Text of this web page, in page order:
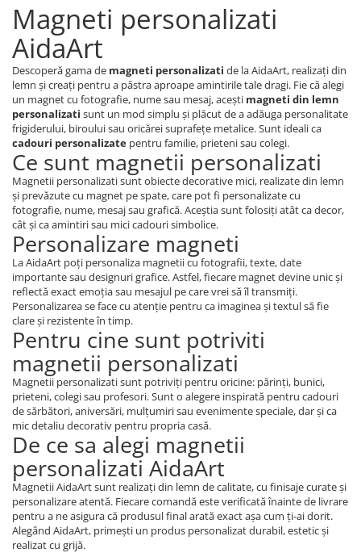
Magneti personalizati
AidaArt
Descoperă gama de magneti personalizati de la AidaArt, realizați din
lemn și creați pentru a păstra aproape amintirile tale dragi. Fie că alegi
un magnet cu fotografie, nume sau mesaj, acești magneti din lemn
personalizati sunt un mod simplu și plăcut de a adăuga personalitate
frigiderului, biroului sau oricărei suprafețe metalice. Sunt ideali ca
cadouri personalizate pentru familie, prieteni sau colegi.
Ce sunt magnetii personalizati
Magnetii personalizati sunt obiecte decorative mici, realizate din lemn
și prevăzute cu magnet pe spate, care pot fi personalizate cu
fotografie, nume, mesaj sau grafică. Aceștia sunt folosiți atât ca decor,
cât și ca amintiri sau mici cadouri simbolice.
Personalizare magneti
La AidaArt poți personaliza magnetii cu fotografii, texte, date
importante sau designuri grafice. Astfel, fiecare magnet devine unic și
reflectă exact emoția sau mesajul pe care vrei să îl transmiți.
Personalizarea se face cu atenție pentru ca imaginea și textul să fie
clare și rezistente în timp.
Pentru cine sunt potriviti
magnetii personalizati
Magnetii personalizati sunt potriviți pentru oricine: părinți, bunici,
prieteni, colegi sau profesori. Sunt o alegere inspirată pentru cadouri
de sărbători, aniversări, mulțumiri sau evenimente speciale, dar și ca
mic detaliu decorativ pentru propria casă.
De ce sa alegi magnetii
personalizati AidaArt
Magnetii AidaArt sunt realizați din lemn de calitate, cu finisaje curate și
personalizare atentă. Fiecare comandă este verificată înainte de livrare
pentru a ne asigura că produsul final arată exact așa cum ți-ai dorit.
Alegând AidaArt, primești un produs personalizat durabil, estetic și
realizat cu grijă.